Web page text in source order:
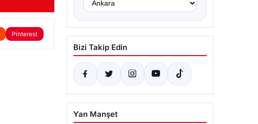
Pinterest
Bizi Takip Edin
Yan Manşet